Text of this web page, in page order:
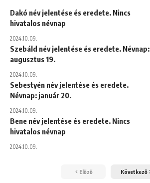
Dakó név jelentése és eredete. Nincs
hivatalos névnap
2024.10.09.
Szebáld név jelentése és eredete. Névnap:
augusztus 19.
2024.10.09.
Sebestyén név jelentése és eredete.
Névnap: január 20.
2024.10.09.
Bene név jelentése és eredete. Nincs
hivatalos névnap
2024.10.09.
Előző Következő